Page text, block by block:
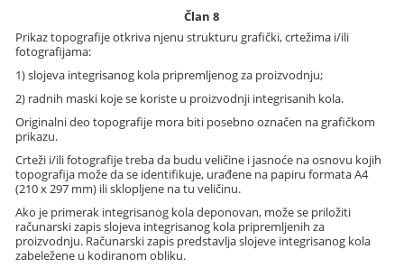
Član 8
Prikaz topografije otkriva njenu strukturu grafički, crtežima i/ili
fotografijama:
1) slojeva integrisanog kola pripremljenog za proizvodnju;
2) radnih maski koje se koriste u proizvodnji integrisanih kola.
Originalni deo topografije mora biti posebno označen na grafičkom
prikazu.
Crteži i/ili fotografije treba da budu veličine i jasnoće na osnovu kojih
topografija može da se identifikuje, urađene na papiru formata A4
(210 x 297 mm) ili sklopljene na tu veličinu.
Ako je primerak integrisanog kola deponovan, može se priložiti
računarski zapis slojeva integrisanog kola pripremljenih za
proizvodnju. Računarski zapis predstavlja slojeve integrisanog kola
zabeležene u kodiranom obliku.